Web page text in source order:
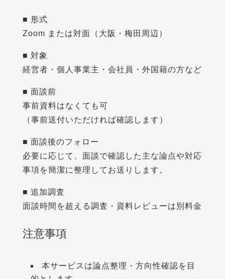
■ 形式
Zoom または対面（大阪・梅田周辺）
■ 対象
経営者・個人事業主・会社員・外国籍の方など
■ 面談前
事前資料はなくても可
（事前送付いただければ確認します）
■ 面談後のフォロー
必要に応じて、面談で確認した主な論点や対応
事項を簡潔に整理してお送りします。
■ 追加調査
面談時間を超える調査・資料レビューは別料金
注意事項
本サービスは論点整理・方向性確認を目